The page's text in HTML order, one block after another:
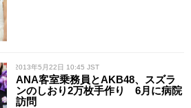
/ 2013年5月22日 10:45 JST
ANA客室乗務員とAKB48、スズラ
ンのしおり2万枚手作り 6月に病院
訪問